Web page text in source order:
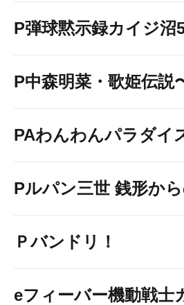
P弾球黙示録カイジ
P中森明菜・歌姫伝説
PAわんわんパラダイ
Pルパン三世 銭形か
Ｐバンドリ！
eフィーバー機動戦士